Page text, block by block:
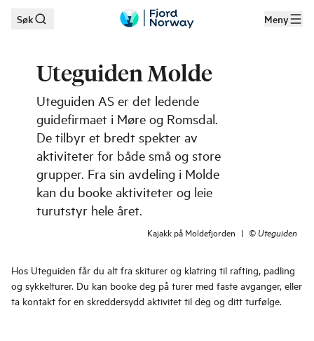
Hopp til hovedinnhold
Søk Meny
Uteguiden Molde
Uteguiden AS er det ledende
guidefirmaet i Møre og Romsdal.
De tilbyr et bredt spekter av
aktiviteter for både små og store
grupper. Fra sin avdeling i Molde
kan du booke aktiviteter og leie
turutstyr hele året.
Kajakk på Moldefjorden | © Uteguiden
Hos Uteguiden får du alt fra skiturer og klatring til rafting, padling
og sykkelturer. Du kan booke deg på turer med faste avganger, eller
ta kontakt for en skreddersydd aktivitet til deg og ditt turfølge.